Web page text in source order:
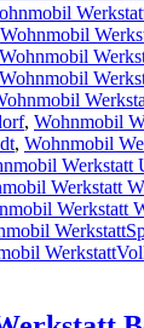
Wohnmobil
Wohnmobil
Wohnmobil
, Wohnmobil
, Wohnmobil
Werkstatt
Werkstatt
Werkstatt